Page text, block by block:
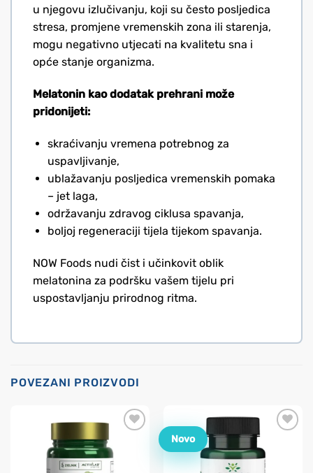
u njegovu izlučivanju, koji su često posljedica
stresa, promjene vremenskih zona ili starenja,
mogu negativno utjecati na kvalitetu sna i
opće stanje organizma.
Melatonin kao dodatak prehrani može
pridonijeti:
skraćivanju vremena potrebnog za
uspavljivanje,
ublažavanju posljedica vremenskih pomaka
– jet laga,
održavanju zdravog ciklusa spavanja,
boljoj regeneraciji tijela tijekom spavanja.
NOW Foods nudi čist i učinkovit oblik
melatonina za podršku vašem tijelu pri
uspostavljanju prirodnog ritma.
POVEZANI PROIZVODI
Novo